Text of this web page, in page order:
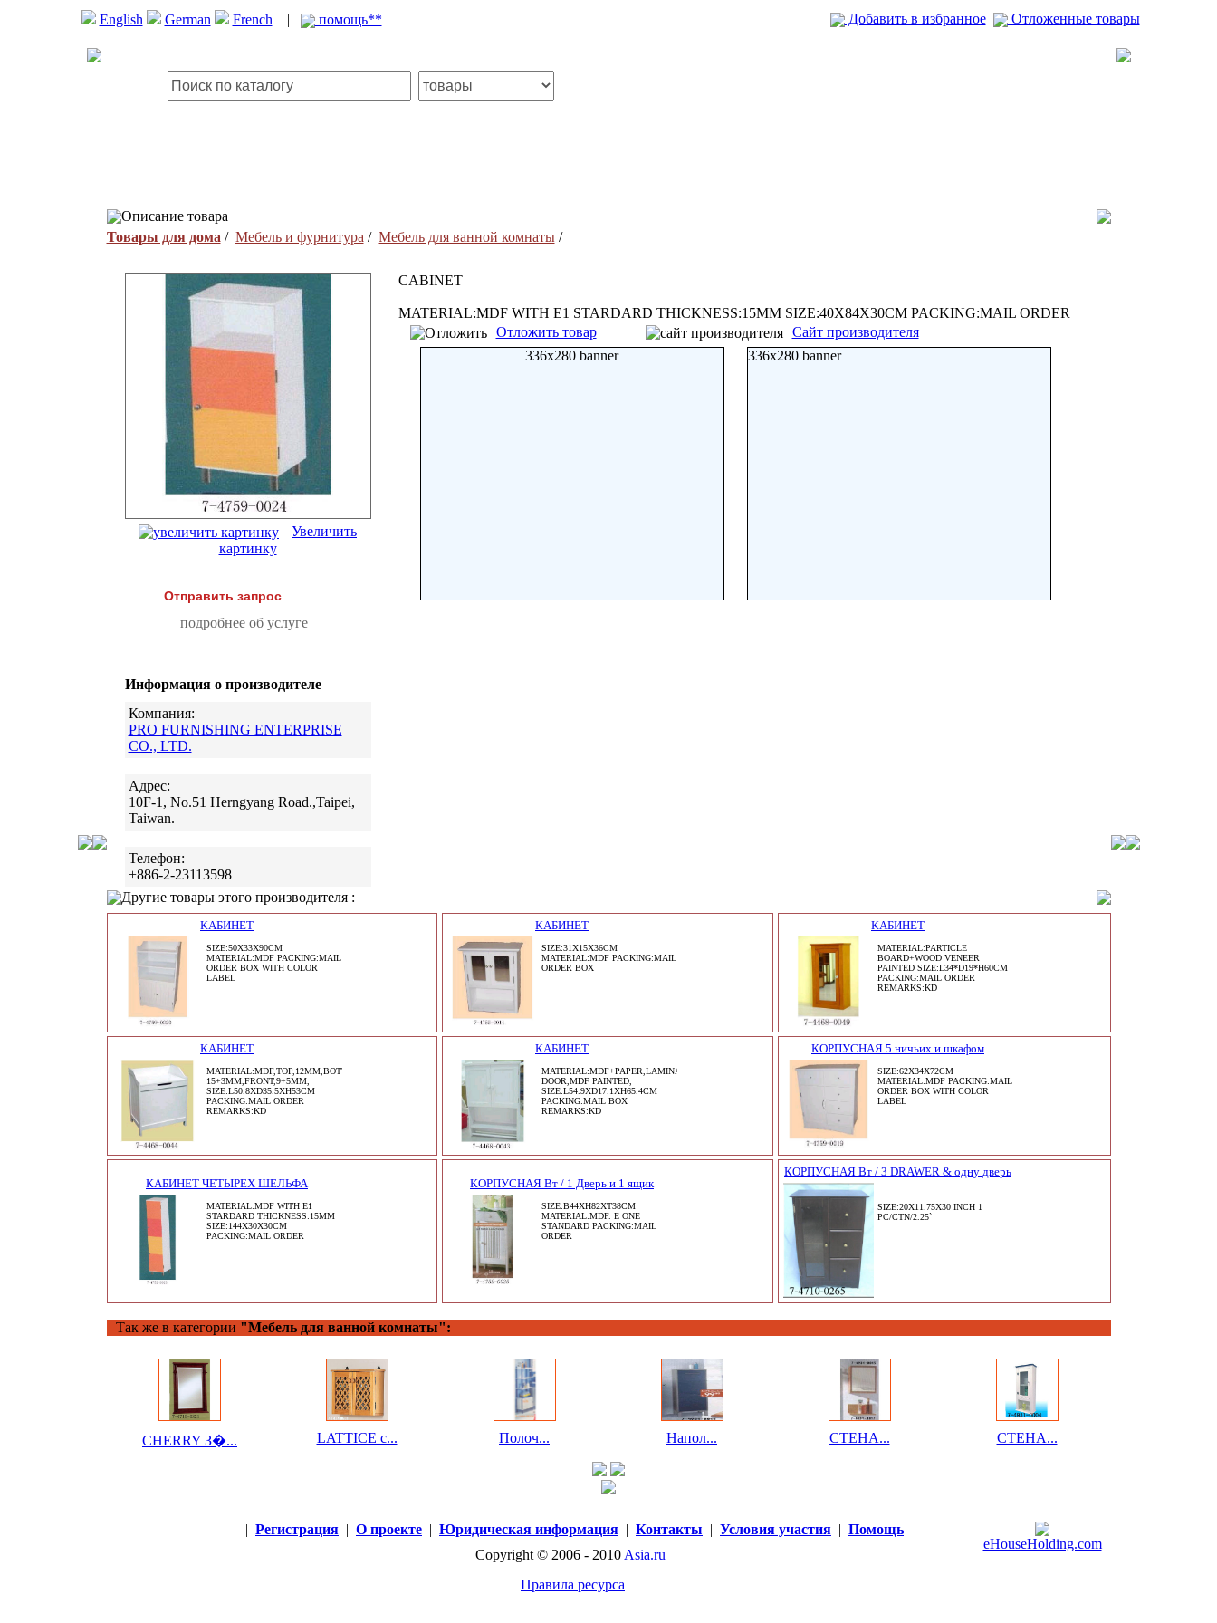
English German French | помощь** Добавить в избранное Отложенные товары
Описание товара
Товары для дома / Мебель и фурнитура / Мебель для ванной комнаты/
Увеличить
картинку
Отправить запрос
подробнее об услуге
Информация о производителе
Компания:
PRO FURNISHING ENTERPRISE
CO., LTD.
Адрес:
10F-1, No.51 Herngyang Road.,Taipei,
Taiwan.
Телефон:
+886-2-23113598
CABINET
MATERIAL:MDF WITH E1 STARDARD THICKNESS:15MM SIZE:40X84X30CM PACKING:MAIL ORDER
Отложить товар
Сайт производителя
336x280 banner
336x280 banner
Другие товары этого производителя :
КАБИНЕТ
SIZE:50X33X90CM
MATERIAL:MDF PACKING:MAIL
ORDER BOX WITH COLOR
LABEL
КАБИНЕТ
SIZE:31X15X36CM
MATERIAL:MDF PACKING:MAIL
ORDER BOX
КАБИНЕТ
MATERIAL:PARTICLE
BOARD+WOOD VENEER
PAINTED SIZE:L34*D19*H60CM
PACKING:MAIL ORDER
REMARKS:KD
КАБИНЕТ
MATERIAL:MDF,TOP,12MM,BOTTOM,5MM,SIDE,
15+3MM,FRONT,9+5MM,
SIZE:L50.8XD35.5XH53CM
PACKING:MAIL ORDER
REMARKS:KD
КАБИНЕТ
MATERIAL:MDF+PAPER,LAMINATE,TOP,15MM,BACK,3MM,
DOOR,MDF PAINTED,
SIZE:L54.9XD17.1XH65.4CM
PACKING:MAIL BOX
REMARKS:KD
КОРПУСНАЯ 5 ничьих и шкафом
SIZE:62X34X72CM
MATERIAL:MDF PACKING:MAIL
ORDER BOX WITH COLOR
LABEL
КАБИНЕТ ЧЕТЫРЕХ ШЕЛЬФА
MATERIAL:MDF WITH E1
STARDARD THICKNESS:15MM
SIZE:144X30X30CM
PACKING:MAIL ORDER
КОРПУСНАЯ Вт / 1 Дверь и 1 ящик
SIZE:B44XH82XT38CM
MATERIAL:MDF. E ONE
STANDARD PACKING:MAIL
ORDER
КОРПУСНАЯ Вт / 3 DRAWER & одну дверь
SIZE:20X11.75X30 INCH 1
PC/CTN/2.25`
Так же в категории "Мебель для ванной комнаты":
CHERRY З�... LATTICE с... Полоч... Напол... СТЕНА... СТЕНА...
| Регистрация | О проекте | Юридическая информация | Контакты | Условия участия | Помощь
Copyright © 2006 - 2010 Asia.ru
Правила ресурса
eHouseHolding.com